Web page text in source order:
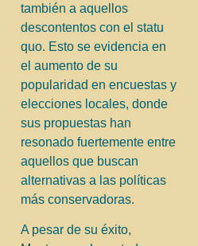
también a aquellos
descontentos con el statu
quo. Esto se evidencia en
el aumento de su
popularidad en encuestas y
elecciones locales, donde
sus propuestas han
resonado fuertemente entre
aquellos que buscan
alternativas a las políticas
más conservadoras.
A pesar de su éxito,